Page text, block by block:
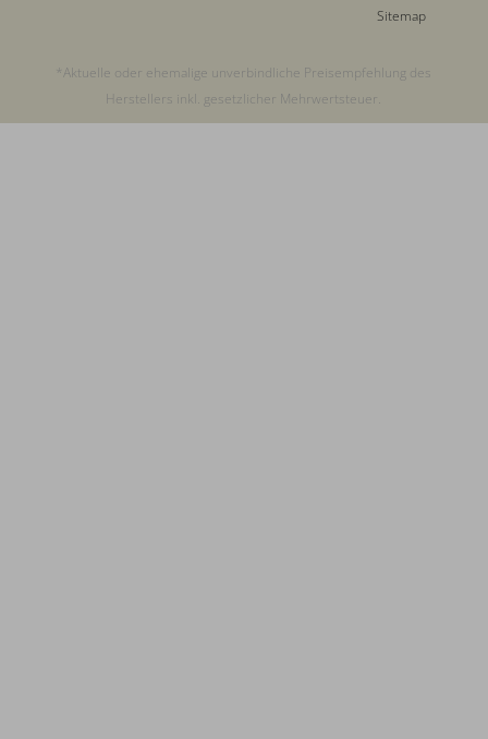
Sitemap
*Aktuelle oder ehemalige unverbindliche Preisempfehlung des
Herstellers inkl. gesetzlicher Mehrwertsteuer.